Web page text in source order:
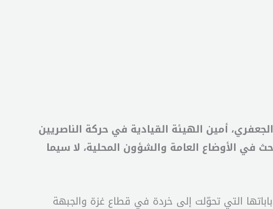
أمين الهيئة القيادية في حركة الناصريين
في الأوضاع العامة والشؤون المحلية، لا سيما
التي تحوّلت إلى خردة في قطاع غزة والجبهة